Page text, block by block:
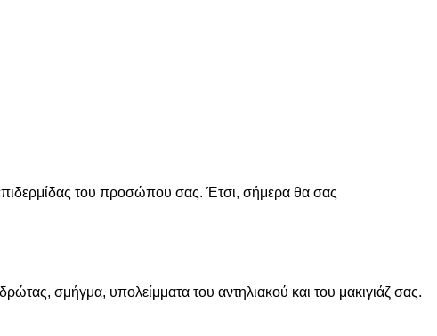
του προσώπου σας. Έτσι, σήμερα θα σας
σμήγμα, υπολείμματα του αντηλιακού και του μακιγιάζ σας.